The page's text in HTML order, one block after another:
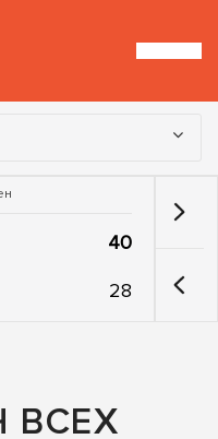
40
28
ВСЕХ